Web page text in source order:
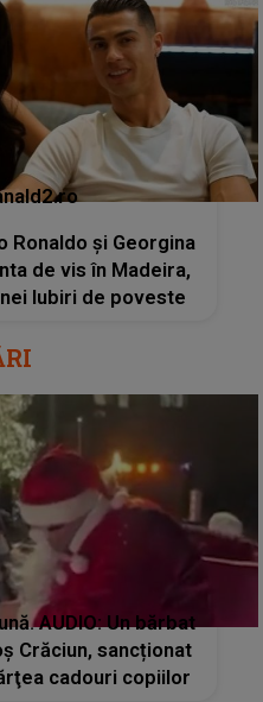
Ronaldo și Georgina
de vis în Madeira,
Iubiri de poveste
Un bărbat
Crăciun, sancționat
cadouri copiilor